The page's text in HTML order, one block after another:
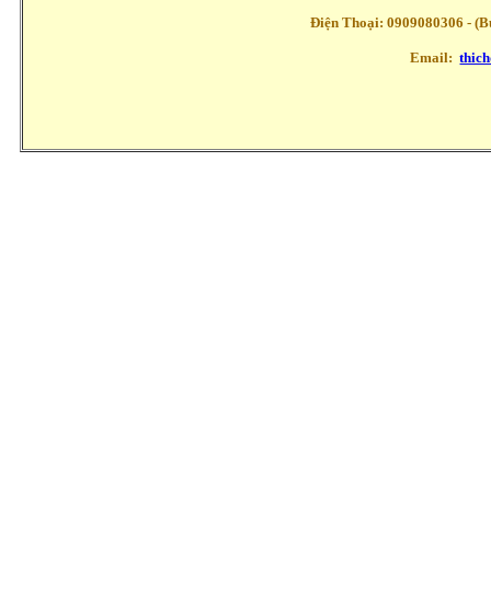
Điện Thoại: 0909080306 -
Email: